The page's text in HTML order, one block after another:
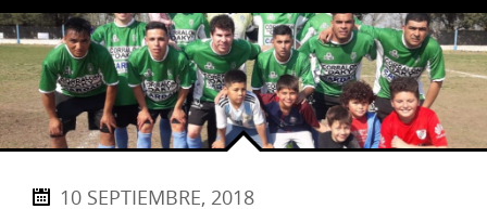
10 SEPTIEMBRE, 2018